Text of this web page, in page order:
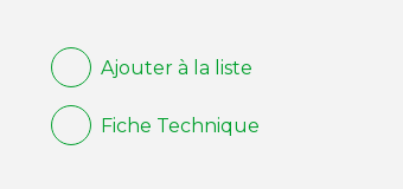
Ajouter à la liste
Fiche Technique